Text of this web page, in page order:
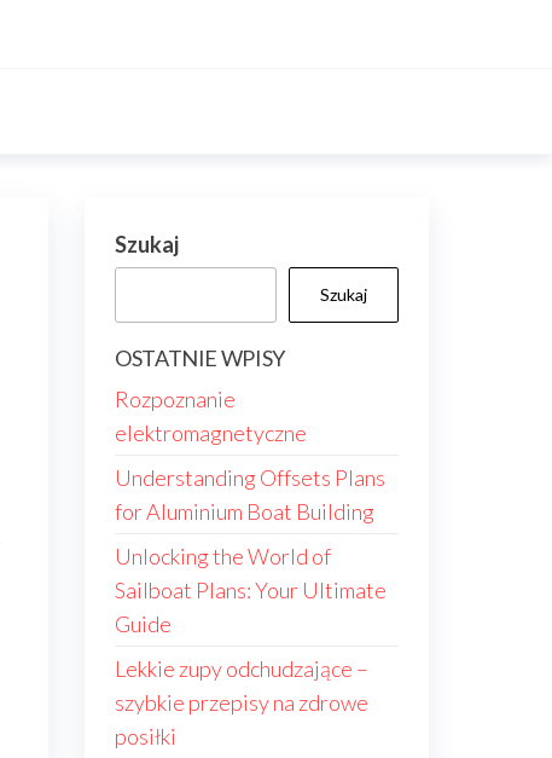
Szukaj
Szukaj
OSTATNIE WPISY
Rozpoznanie
elektromagnetyczne
Understanding Offsets Plans
for Aluminium Boat Building
Unlocking the World of
Sailboat Plans: Your Ultimate
Guide
Lekkie zupy odchudzające –
szybkie przepisy na zdrowe
posiłki